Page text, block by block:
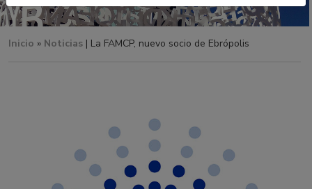
Inicio » Noticias | La FAMCP, nuevo socio de Ebrópolis